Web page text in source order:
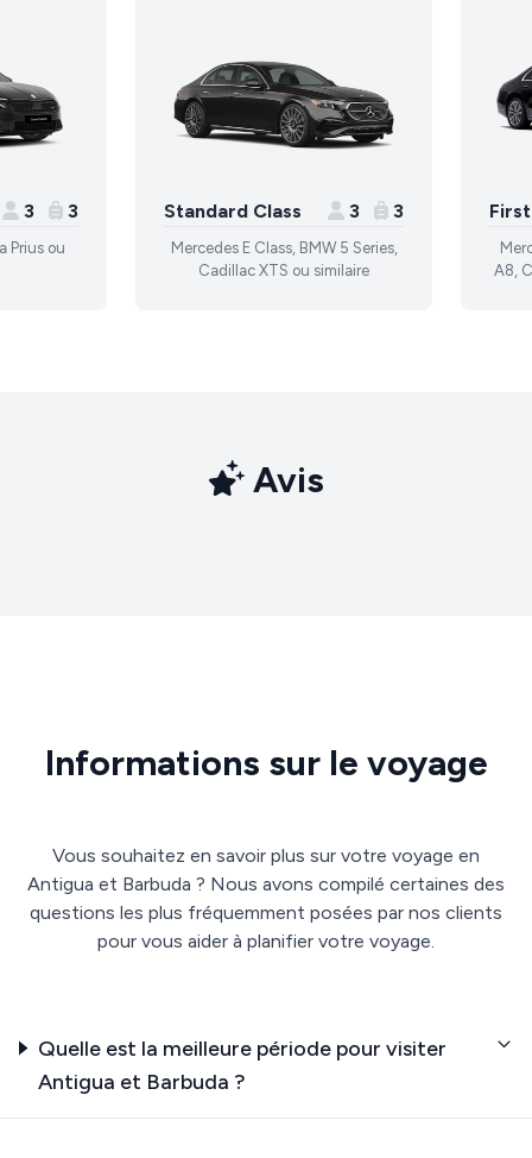
3 3
Prius ou
Standard Class 3 3
Mercedes E Class, BMW 5 Series,
Cadillac XTS ou similaire
A8,
Avis
Informations sur le voyage
Vous souhaitez en savoir plus sur votre voyage en
Antigua et Barbuda ? Nous avons compilé certaines des
questions les plus fréquemment posées par nos clients
pour vous aider à planifier votre voyage.
Quelle est la meilleure période pour visiter
Antigua et Barbuda ?